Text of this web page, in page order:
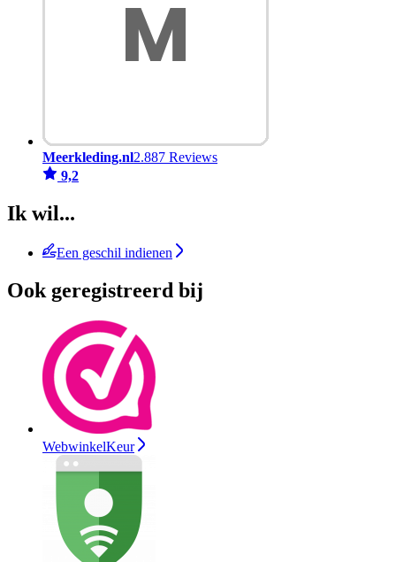
Meerkleding.nl2.887 Reviews
9,2
Ik wil...
Een geschil indienen
Ook geregistreerd bij
WebwinkelKeur